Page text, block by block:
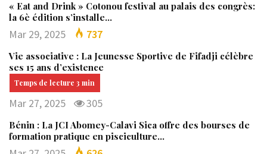
« Eat and Drink » Cotonou festival au palais des congrès:
la 6è édition s’installe…
Mar 29, 2025 737
Vie associative : La Jeunesse Sportive de Fifadji célèbre
ses 15 ans d’existence
Mar 27, 2025 305
Bénin : La JCI Abomey-Calavi Sica offre des bourses de
formation pratique en pisciculture…